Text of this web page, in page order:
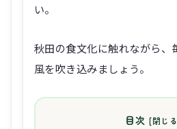
い。
秋田の食文化に触れながら、
風を吹き込みましょう。
目次